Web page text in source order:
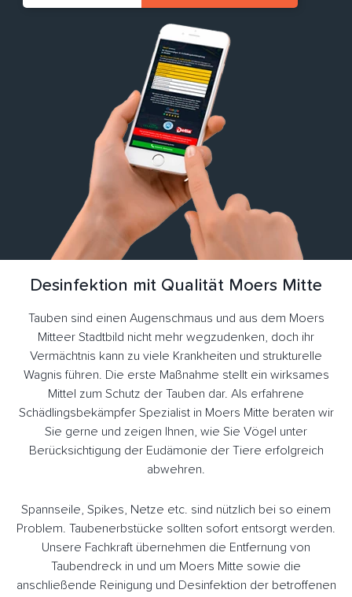
Desinfektion mit Qualität Moers Mitte
Tauben sind einen Augenschmaus und aus dem Moers
Mitteer Stadtbild nicht mehr wegzudenken, doch ihr
Vermächtnis kann zu viele Krankheiten und strukturelle
Wagnis führen. Die erste Maßnahme stellt ein wirksames
Mittel zum Schutz der Tauben dar. Als erfahrene
Schädlingsbekämpfer Spezialist in Moers Mitte beraten wir
Sie gerne und zeigen Ihnen, wie Sie Vögel unter
Berücksichtigung der Eudämonie der Tiere erfolgreich
abwehren.
Spannseile, Spikes, Netze etc. sind nützlich bei so einem
Problem. Taubenerbstücke sollten sofort entsorgt werden.
Unsere Fachkraft übernehmen die Entfernung von
Taubendreck in und um Moers Mitte sowie die
anschließende Reinigung und Desinfektion der betroffenen